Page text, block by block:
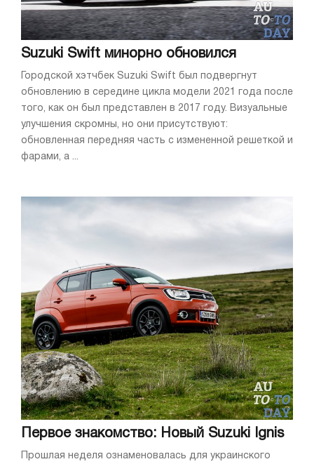
Suzuki Swift минорно обновился
Городской хэтчбек Suzuki Swift был подвергнут
обновлению в середине цикла модели 2021 года после
того, как он был представлен в 2017 году. Визуальные
улучшения скромны, но они присутствуют:
обновленная передняя часть с измененной решеткой и
фарами, а ...
Первое знакомство: Новый Suzuki Ignis
Прошлая неделя ознаменовалась для украинского